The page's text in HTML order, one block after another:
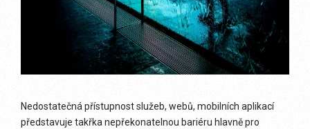
Nedostatečná přístupnost služeb, webů, mobilních aplikací
představuje takřka nepřekonatelnou bariéru hlavně pro